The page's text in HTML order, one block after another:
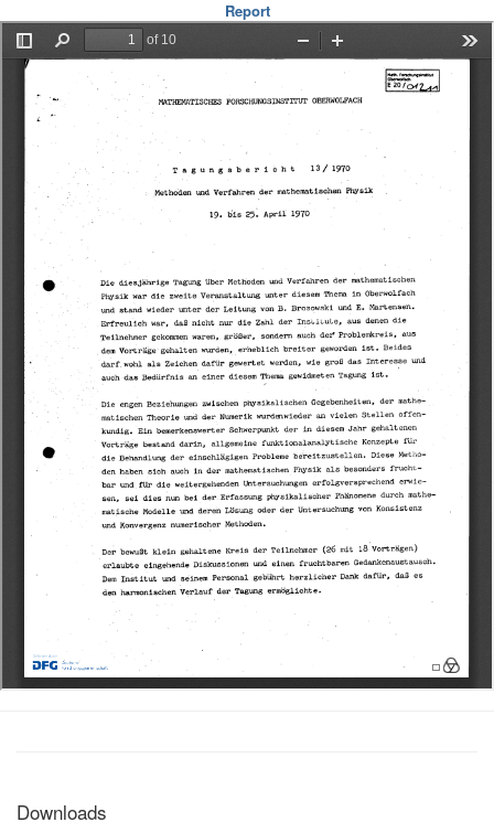
Report
Downloads